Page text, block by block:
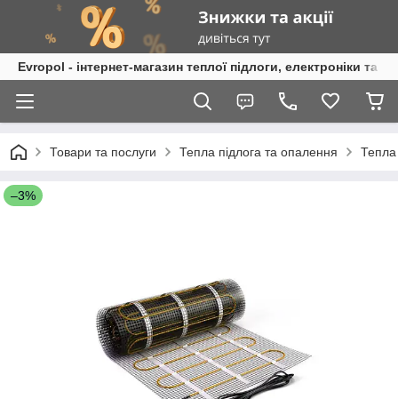
Evropol - інтернет-магазин теплої підлоги, електроніки та
Товари та послуги Тепла підлога та опалення Тепла
–3%